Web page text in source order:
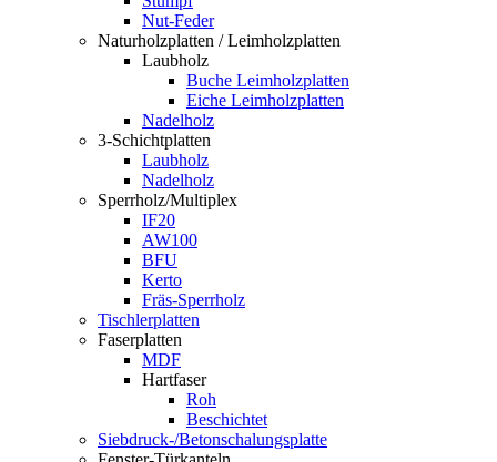
Nut-Feder
Naturholzplatten / Leimholzplatten
Laubholz
Buche Leimholzplatten
Eiche Leimholzplatten
Nadelholz
3-Schichtplatten
Laubholz
Nadelholz
Sperrholz/Multiplex
IF20
AW100
BFU
Kerto
Fräs-Sperrholz
Tischlerplatten
Faserplatten
MDF
Hartfaser
Roh
Beschichtet
Siebdruck-/Betonschalungsplatte